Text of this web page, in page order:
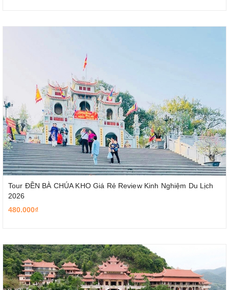
Tour ĐỀN BÀ CHÚA KHO Giá Rẻ Review Kinh Nghiệm Du Lịch
2026
480.000₫